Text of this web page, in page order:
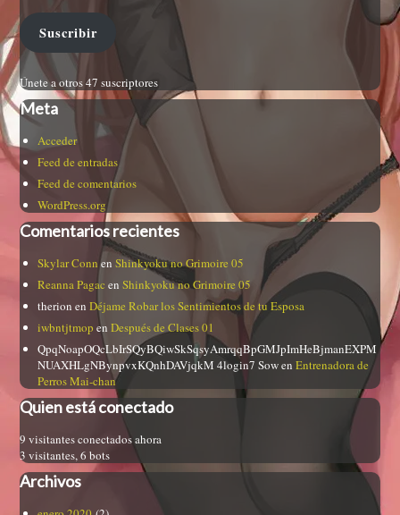
Suscribir
Únete a otros 47 suscriptores
Meta
Acceder
Feed de entradas
Feed de comentarios
WordPress.org
Comentarios recientes
Skylar ConnenShinkyoku no Grimoire 05
Reanna Pagac enShinkyoku no Grimoire 05
therion enDéjame Robar los Sentimientos de tu Esposa
iwbntjtmop enDespués de Clases 01
QpqNoapOQcLbIrSQyBQiwSkSqsyAmrqqBpGMJpImHeBjmanEXPM
NUAXHLgNBynpvxKQnhDAVjqkM 4login7 SowenEntrenadora de
Perros Mai-chan
Quien está conectado
9 visitantes conectados ahora
3 visitantes, 6 bots
Archivos